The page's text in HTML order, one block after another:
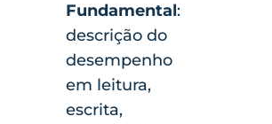
Fundamental:
descrição do
desempenho
em leitura,
escrita,